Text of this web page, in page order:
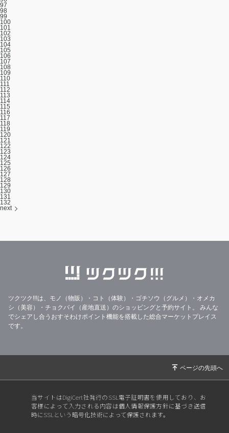
97
98
99
100
101
102
103
104
105
106
107
108
109
110
111
112
113
114
115
116
117
118
119
120
121
122
123
124
125
126
127
128
129
130
131
132
next
ツクツク!!!は、モノ（物販）・コト（体験）・ゴチソウ（グルメ）・オメカ
シ（美容）・チョクバイ（産地直送）のショッピングと予約サイト。
みんな
でシェアし合うおすそわけポイント機能を搭載した総合マーケットプレイス
です。
当サイトはDigiCert社発行のSSL電子証明書を使用しており、お
客様によって入力される内容は個人情報保護方針に基づき送信
時にSSLという暗号化技術によって保護されます。